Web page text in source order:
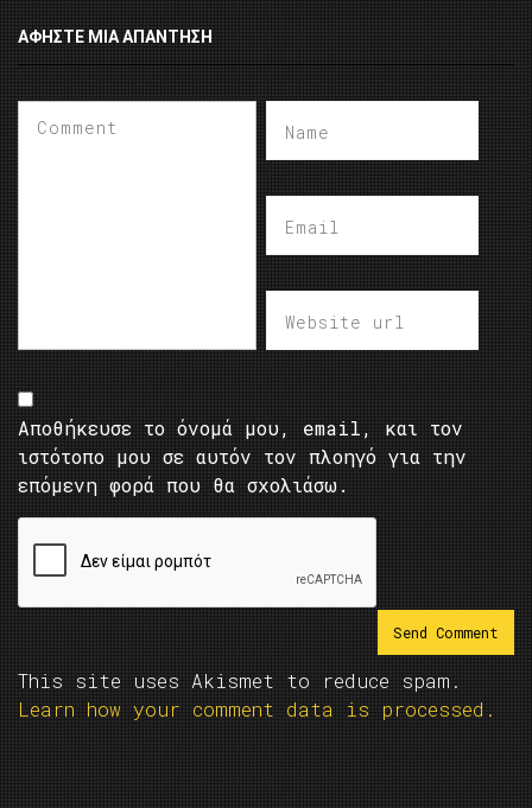
ΑΦΉΣΤΕ ΜΙΑ ΑΠΆΝΤΗΣΗ
Αποθήκευσε το όνομά μου, email, και τον
ιστότοπο μου σε αυτόν τον πλοηγό για την
επόμενη φορά που θα σχολιάσω.
This site uses Akismet to reduce spam.
Learn how your comment data is processed.